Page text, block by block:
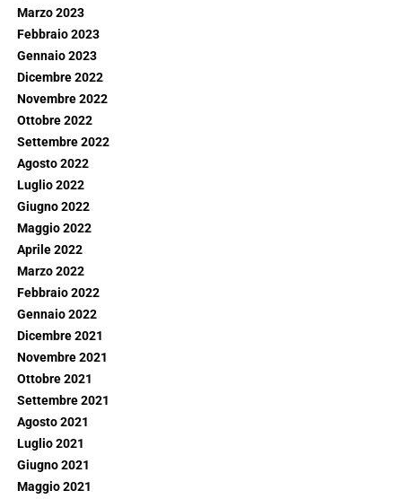
Marzo 2023
Febbraio 2023
Gennaio 2023
Dicembre 2022
Novembre 2022
Ottobre 2022
Settembre 2022
Agosto 2022
Luglio 2022
Giugno 2022
Maggio 2022
Aprile 2022
Marzo 2022
Febbraio 2022
Gennaio 2022
Dicembre 2021
Novembre 2021
Ottobre 2021
Settembre 2021
Agosto 2021
Luglio 2021
Giugno 2021
Maggio 2021